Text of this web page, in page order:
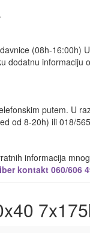
(08h-16:00h)
putem. U
od 8-20h) ili 018/
informacija
kontakt 060/606